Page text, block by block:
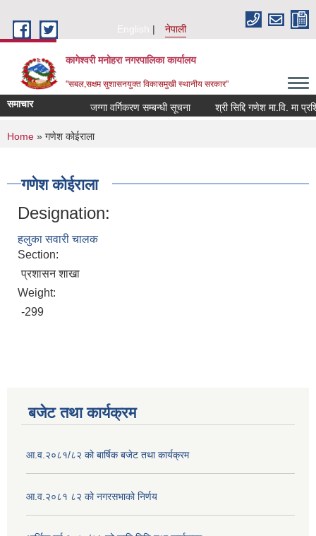
English
नेपाली
कागेश्वरी मनोहरा नगरपालिका कार्यालय
"सबल,सक्षम सुशासनयुक्त विकासमुखी स्थानीय सरकार"
समाचार जग्गा वर्गिकरण सम्बन्धी सूचना श्री सिद्दि गणेश मा.वि. मा
You are here
Home » गणेश कोईराला
गणेश कोईराला
Designation:
हलुका सवारी चालक
Section:
प्रशासन शाखा
Weight:
-299
बजेट तथा कार्यक्रम
आ.व.२०८१/८२ को बार्षिक बजेट तथा कार्यक्रम
आ.व.२०८१ ८२ को नगरसभाको निर्णय